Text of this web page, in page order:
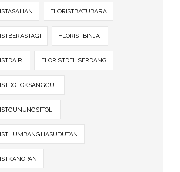
FLORISTBATUBARA
FLORISTBINJAI
FLORISTDELISERDANG